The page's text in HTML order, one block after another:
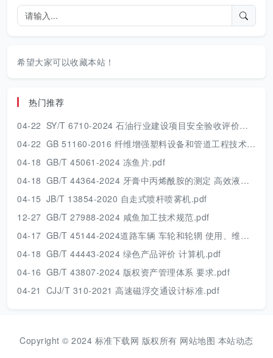
希望大家可以收藏本站！
热门推荐
04-22 SY/T 6710-2024 石油行业建设项目安全验收评价技术规范.pdf
04-22 GB 51160-2016 纤维增强塑料设备和管道工程技术规范.pdf
04-18 GB/T 45061-2024 冻鱼片.pdf
04-18 GB/T 44364-2024 牙膏中丙烯酰胺的测定 高效液相色谱串联质谱法.pdf
04-15 JB/T 13854-2020 自走式喷杆喷雾机.pdf
12-27 GB/T 27988-2024 咸鱼加工技术规范.pdf
04-17 GB/T 45144-2024道路车辆 车轮和轮辋 使用、维护和安全的一般要求及报废条件.pdf
04-18 GB/T 44443-2024 绿色产品评价 计算机.pdf
04-16 GB/T 43807-2024 版权资产管理体系 要求.pdf
04-21 CJJ/T 310-2021 高速磁浮交通设计标准.pdf
Copyright © 2024 标准下载网 版权所有 网站地图 本站动态